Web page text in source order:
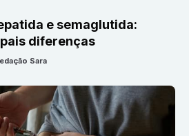
e semaglutida:
diferenças
Sara